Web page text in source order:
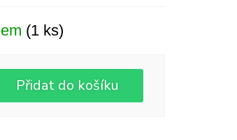
(1 ks)
Přidat do košíku